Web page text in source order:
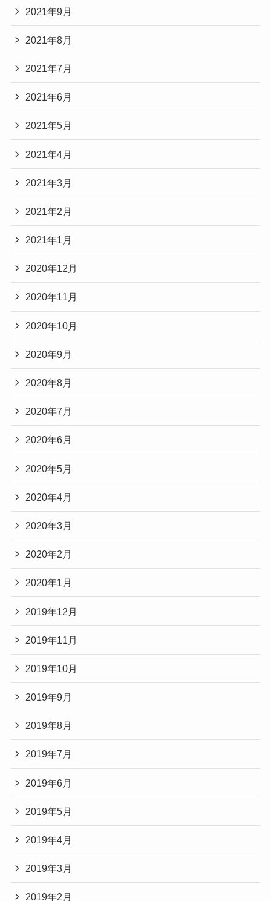
2021年9月
2021年8月
2021年7月
2021年6月
2021年5月
2021年4月
2021年3月
2021年2月
2021年1月
2020年12月
2020年11月
2020年10月
2020年9月
2020年8月
2020年7月
2020年6月
2020年5月
2020年4月
2020年3月
2020年2月
2020年1月
2019年12月
2019年11月
2019年10月
2019年9月
2019年8月
2019年7月
2019年6月
2019年5月
2019年4月
2019年3月
2019年2月